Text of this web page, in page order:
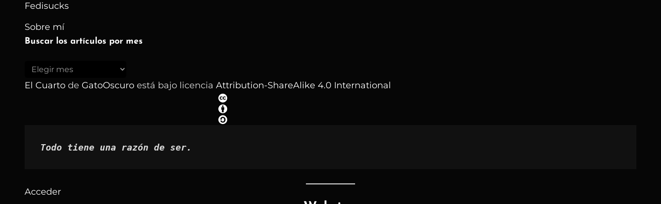
Fedisucks
Sobre mí
Buscar los artículos por mes
Buscar
los
El Cuarto de GatoOscuro está bajo licencia Attribution-ShareAlike 4.0 International
Todo tiene una razón de ser.
Acceder